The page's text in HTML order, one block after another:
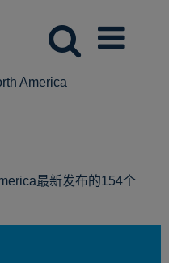
America
最新发布的154个